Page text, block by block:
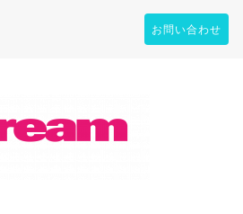
お問い合わせ